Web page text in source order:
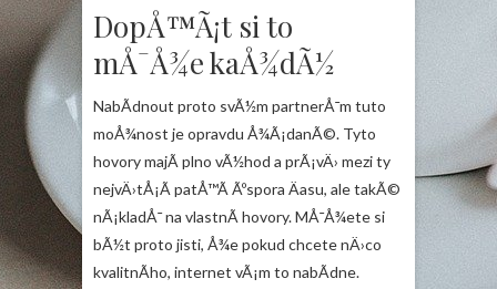
DopÅ™Ã¡t si to
mÅ¯Å¾e kaÅ¾dÃ½
NabÃ­dnout proto svÃ½m partnerÅ¯m tuto
moÅ¾nost je opravdu Å¾Ã¡danÃ©. Tyto
hovory majÃ­ plno vÃ½hod a prÃ¡vÄ› mezi ty
nejvÄ›tÅ¡Ã­ patÅ™Ã­ Ãºspora Äasu, ale takÃ©
nÃ¡kladÅ¯ na vlastnÃ­ hovory. MÅ¯Å¾ete si
bÃ½t proto jisti, Å¾e pokud chcete nÄ›co
kvalitnÃ­ho, internet vÃ¡m to nabÃ­dne.